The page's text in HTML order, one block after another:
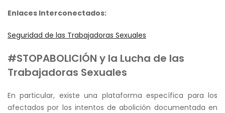
Enlaces Interconectados:
Seguridad de las Trabajadoras Sexuales
#STOPABOLICIÓN y la Lucha de las
Trabajadoras Sexuales
En particular, existe una plataforma específica para los
afectados por los intentos de abolición documentada en